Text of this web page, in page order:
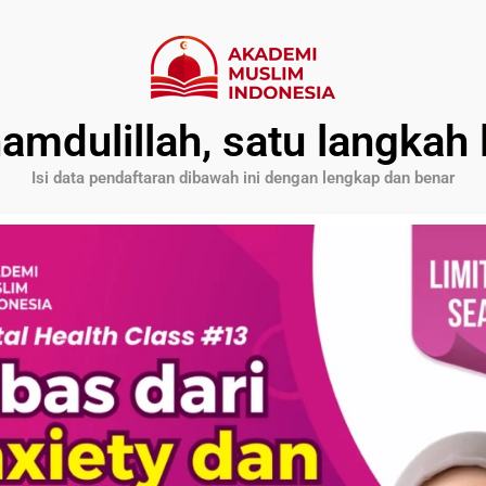
satu langkah
Isi data pendaftaran dibawah ini dengan lengkap dan benar